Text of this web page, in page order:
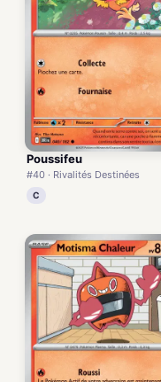
Poussifeu
#40 · Rivalités Destinées
C